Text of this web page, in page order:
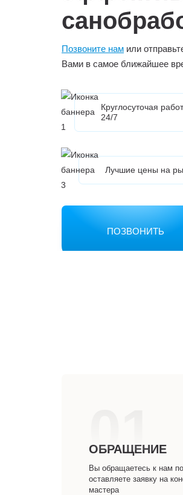
Позвоните нам или
Вами в самое ближайшее
Круглосуточая
24/7
Лучшие цены на
ПОЗВОНИТЬ
01
ОБРАЩЕНИЕ
Вы обращаетесь к нам
оставляете заявку на
мастера